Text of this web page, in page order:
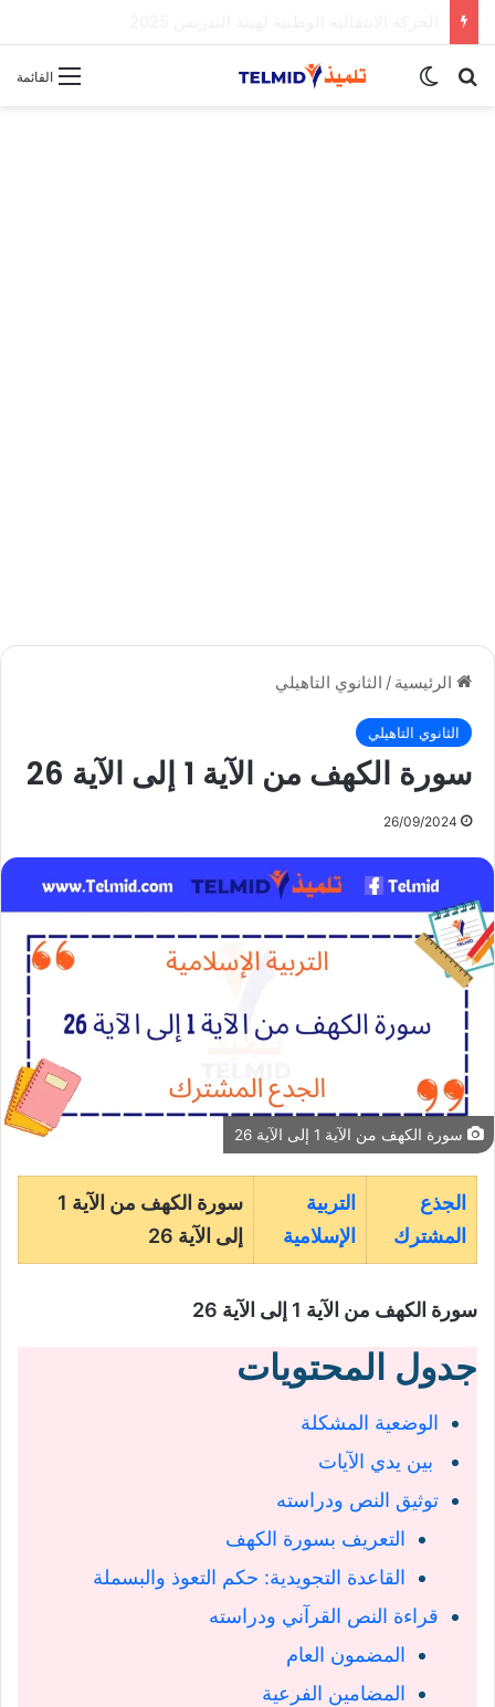
القائمة بحث عنالوضع المظلم
الرئيسية / الثانوي التاهيلي
الثانوي التاهيلي
سورة الكهف من الآية 1 إلى الآية 26
26/09/2024
سورة الكهف من الآية 1 إلى الآية 26
الجذع
المشترك
التربية
الإسلامية
سورة الكهف من الآية 1
إلى الآية 26
سورة الكهف من الآية 1 إلى الآية 26
جدول المحتويات
الوضعية المشكلة
بين يدي الآيات
توثيق النص ودراسته
التعريف بسورة الكهف
القاعدة التجويدية: حكم التعوذ والبسملة
قراءة النص القرآني ودراسته
المضمون العام
المضامين الفرعية